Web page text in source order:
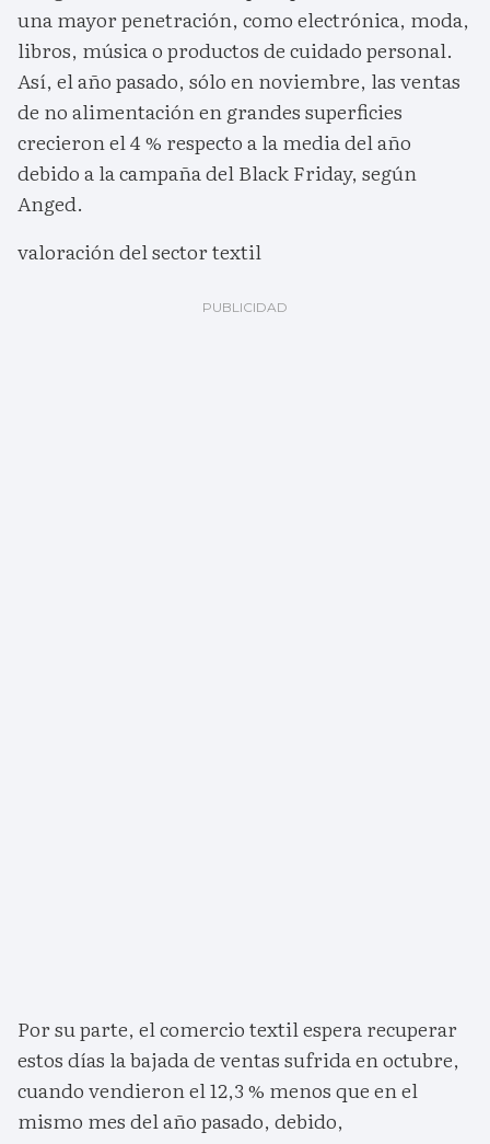
una mayor penetración, como electrónica, moda,
libros, música o productos de cuidado personal.
Así, el año pasado, sólo en noviembre, las ventas
de no alimentación en grandes superficies
crecieron el 4 % respecto a la media del año
debido a la campaña del Black Friday, según
Anged.
valoración del sector textil
Por su parte, el comercio textil espera recuperar
estos días la bajada de ventas sufrida en octubre,
cuando vendieron el 12,3 % menos que en el
mismo mes del año pasado, debido,